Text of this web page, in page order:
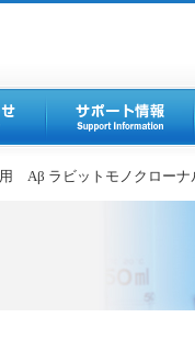
Aβ ラビットモノクローナ